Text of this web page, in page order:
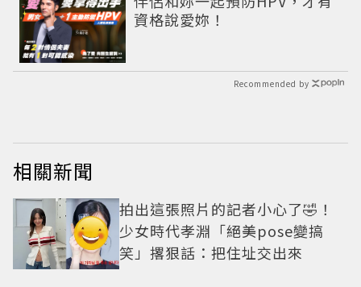
資格說愛妳！
Recommended by
相關新聞
拍出這張照片的記者小心了🤣！
少女時代孝淵「絕美pose變搞
笑」撂狠話：把住址交出來